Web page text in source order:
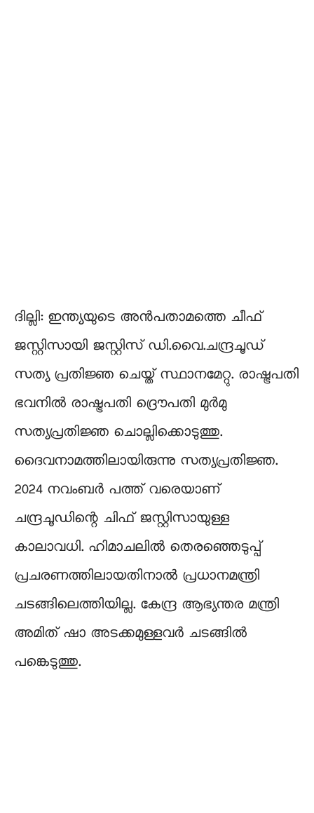
ദില്ലി: ഇന്ത്യയുടെ അൻപതാമത്തെ ചീഫ്
ജസ്റ്റിസായി ജസ്റ്റിസ് ഡി.വൈ.ചന്ദ്രചൂഡ്
സത്യ പ്രതിജ്ഞ ചെയ്ത് സ്ഥാനമേറ്റു. രാഷ്ട്രപതി
ഭവനിൽ രാഷ്ട്രപതി ദ്രൌപതി മുർമു
സത്യപ്രതിജ്ഞ ചൊല്ലിക്കൊടുത്തു.
ദൈവനാമത്തിലായിരുന്നു സത്യപ്രതിജ്ഞ.
2024 നവംബർ പത്ത് വരെയാണ്
ചന്ദ്രചൂഡിന്റെ ചിഫ് ജസ്റ്റിസായുള്ള
കാലാവധി. ഹിമാചലിൽ തെരഞ്ഞെടുപ്പ്
പ്രചരണത്തിലായതിനാൽ പ്രധാനമന്ത്രി
ചടങ്ങിലെത്തിയില്ല. കേന്ദ്ര ആഭ്യന്തര മന്ത്രി
അമിത് ഷാ അടക്കമുള്ളവർ ചടങ്ങിൽ
പങ്കെടുത്തു.